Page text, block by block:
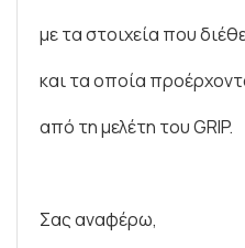
με τα στοιχεία που
και τα οποία
από τη μελέτη του GRIP.
Σας αναφέρω,